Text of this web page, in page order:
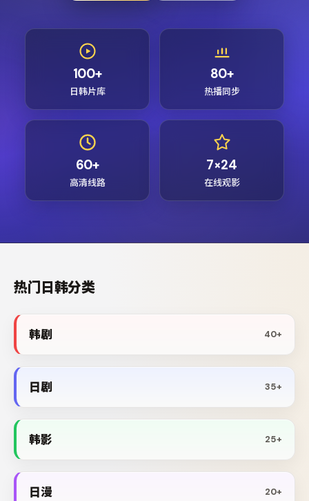
100+
日韩片库
80+
热播同步
60+
高清线路
7×24
在线观影
热门日韩分类
韩剧 40+
日剧 35+
韩影 25+
日漫 20+